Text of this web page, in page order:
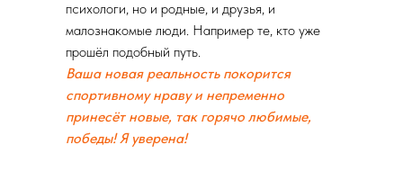
психологи, но и родные, и друзья, и
малознакомые люди. Например те, кто уже
прошёл подобный путь.
Ваша новая реальность покорится
спортивному нраву и непременно
принесёт новые, так горячо любимые,
победы! Я уверена!